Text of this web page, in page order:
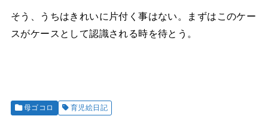
そう、うちはきれいに片付く事はない。まずはこのケー
スがケースとして認識される時を待とう。
母ゴコロ 育児絵日記